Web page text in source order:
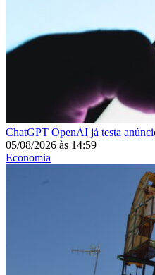
ChatGPT OpenAI já testa
05/08/2026 às 14:59
Economia